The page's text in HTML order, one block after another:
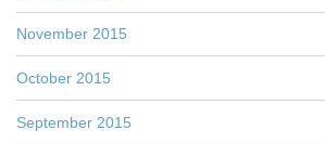
November 2015
October 2015
September 2015